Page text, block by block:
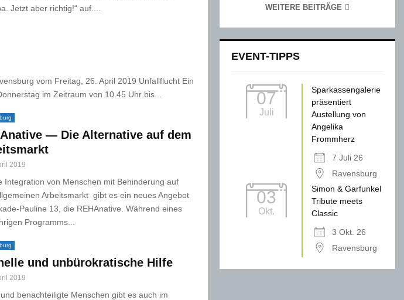
Jetzt aber richtig!“ auf....
vom Freitag, 26. April 2019 Unfallflucht Ein
im Zeitraum von 10.45 Uhr bis...
— Die Alternative auf dem
2019
Integration von Menschen mit Behinderung auf
Arbeitsmarkt gibt es ein neues Angebot
Pauline 13, die REHAnative. Während eines
Programms...
und unbürokratische Hilfe
2019
benachteiligte Menschen gibt es auch im
WEITERE BEITRÄGE
EVENT-TIPPS
07
Juli
Sparkassengalerie
präsentiert
Austellung von
Angelika
Frommherz
7 Juli 26
Ravensburg
03
Okt.
Simon & Garfunkel
Tribute meets
Classic
3 Okt. 26
Ravensburg